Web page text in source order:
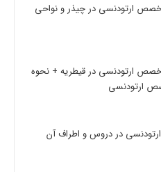
ارتودنسی در چیذر و نواحی
ارتودنسی در قیطریه + نحوه
ارتودنسی
در دروس و اطراف آن